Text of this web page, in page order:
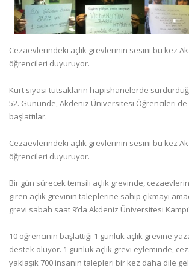
Cezaevlerindeki açlık grevlerinin sesini bu kez
öğrencileri duyuruyor.
Kürt siyasi tutsakların hapishanelerde
52. Gününde, Akdeniz Üniversitesi Öğrencileri de
başlattılar.
Cezaevlerindeki açlık grevlerinin sesini bu kez
öğrencileri duyuruyor.
Bir gün sürecek temsili açlık grevinde,
giren açlık grevinin taleplerine sahip çıkmayı
grevi sabah saat 9’da Akdeniz Üniversitesi
10 öğrencinin başlattığı 1 günlük açlık grevine
destek oluyor. 1 günlük açlık grevi eyleminde,
yaklaşık 700 insanın talepleri bir kez daha dile